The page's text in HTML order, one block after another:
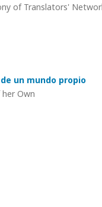
of Translators'
un mundo propio
Own